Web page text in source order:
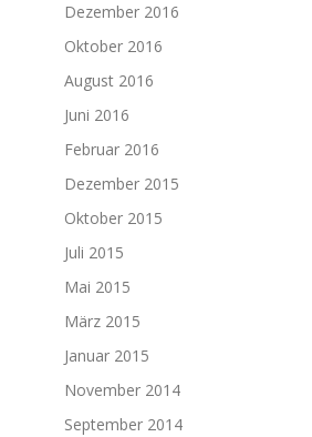
Dezember 2016
Oktober 2016
August 2016
Juni 2016
Februar 2016
Dezember 2015
Oktober 2015
Juli 2015
Mai 2015
März 2015
Januar 2015
November 2014
September 2014